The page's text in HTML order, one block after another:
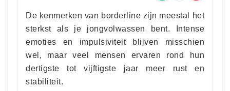
De kenmerken van borderline zijn meestal het
sterkst als je jongvolwassen bent. Intense
emoties en impulsiviteit blijven misschien
wel, maar veel mensen ervaren rond hun
dertigste tot vijftigste jaar meer rust en
stabiliteit.